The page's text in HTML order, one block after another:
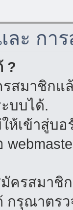
ละ กา
?
สมาชิกแ
บบได้.
เข้าสู่บอ
ครสมาชิ
กรุณาตร